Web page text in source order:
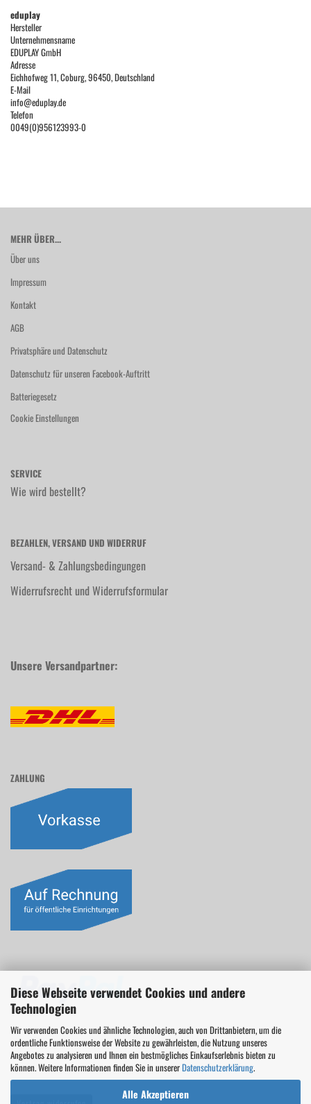
Diese Webseite verwendet Cookies und andere
Technologien
Wir verwenden Cookies und ähnliche Technologien, auch von Drittanbietern, um die
ordentliche Funktionsweise der Website zu gewährleisten, die Nutzung unseres
Angebotes zu analysieren und Ihnen ein bestmögliches Einkaufserlebnis bieten zu
können. Weitere Informationen finden Sie in unsererDatenschutzerklärung.
Alle Akzeptieren
eduplay
Hersteller
Unternehmensname
EDUPLAY GmbH
Adresse
Eichhofweg 11, Coburg, 96450, Deutschland
E-Mail
info@eduplay.de
Telefon
0049(0)956123993-0
MEHR ÜBER...
Über uns
Impressum
Kontakt
AGB
Privatsphäre und Datenschutz
Datenschutz für unseren Facebook-Auftritt
Batteriegesetz
Cookie Einstellungen
SERVICE
Wie wird bestellt?
BEZAHLEN, VERSAND UND WIDERRUF
Versand- & Zahlungsbedingungen
Widerrufsrecht und Widerrufsformular
Unsere Versandpartner:
ZAHLUNG